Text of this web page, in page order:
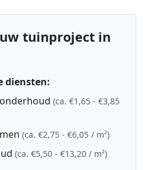
tuinproject in
diensten:
(ca. €1,65 - €3,85
(ca. €2,75 - €6,05 / m²)
(ca. €5,50 - €13,20 / m²)